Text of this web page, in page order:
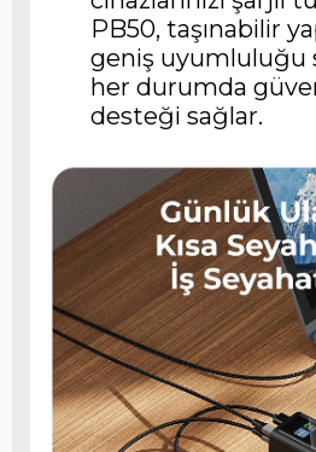
PB50, taşınabilir
geniş uyumluluğu
her durumda
desteği sağlar.